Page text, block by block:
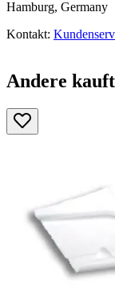
Hamburg, Germany
Kontakt:
Andere